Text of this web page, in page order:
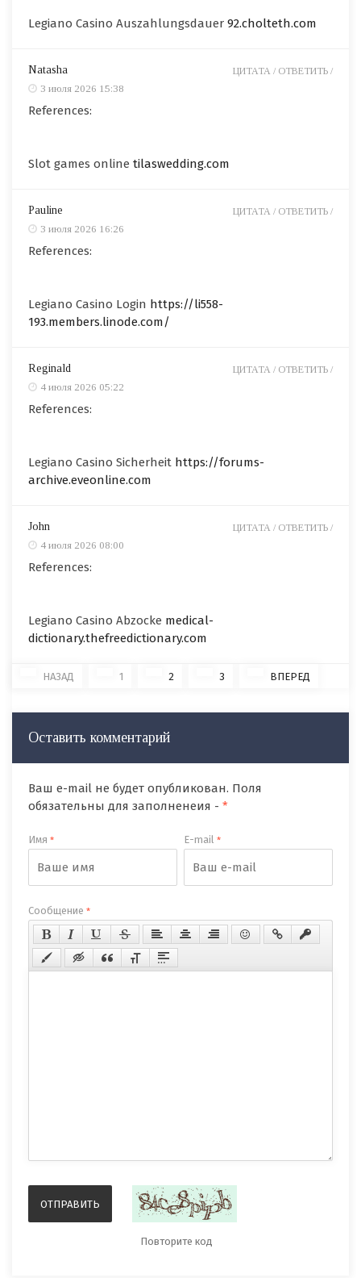
Legiano Casino Auszahlungsdauer 92.cholteth.com
Natasha
3 июля 2026 15:38
References:
Slot games online tilaswedding.com
ЦИТАТА / ОТВЕТИТЬ /
Pauline
3 июля 2026 16:26
References:
Legiano Casino Login https://li558-
193.members.linode.com/
ЦИТАТА / ОТВЕТИТЬ /
Reginald
4 июля 2026 05:22
References:
Legiano Casino Sicherheit https://forums-
archive.eveonline.com
ЦИТАТА / ОТВЕТИТЬ /
John
4 июля 2026 08:00
References:
Legiano Casino Abzocke medical-
dictionary.thefreedictionary.com
ЦИТАТА / ОТВЕТИТЬ /
НАЗАД 1 2 3 ВПЕРЕД
Оставить комментарий
Ваш e-mail не будет опубликован. Поля
обязательны для заполненеия - *
Имя * E-mail*
Сообщение *